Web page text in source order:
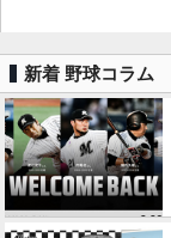
新着 野球コラム